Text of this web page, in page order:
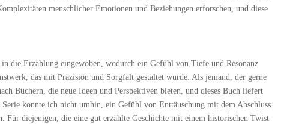
menschlicher Emotionen und Beziehungen erforschen, und diese
die Erzählung eingewoben, wodurch ein Gefühl von Tiefe und Resonanz
das mit Präzision und Sorgfalt gestaltet wurde. Als jemand, der gerne
Büchern, die neue Ideen und Perspektiven bieten, und dieses Buch liefert
konnte ich nicht umhin, ein Gefühl von Enttäuschung mit dem Abschluss
Für diejenigen, die eine gut erzählte Geschichte mit einem historischen Twist